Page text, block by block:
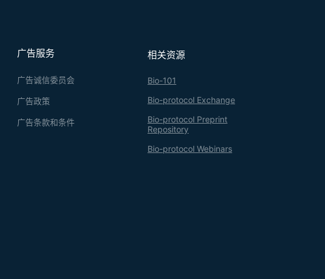
相关资源
Bio-101
Bio-protocol Exchange
Bio-protocol Preprint
Repository
Bio-protocol Webinars
广告服务
广告诚信委员会
广告政策
广告条款和条件